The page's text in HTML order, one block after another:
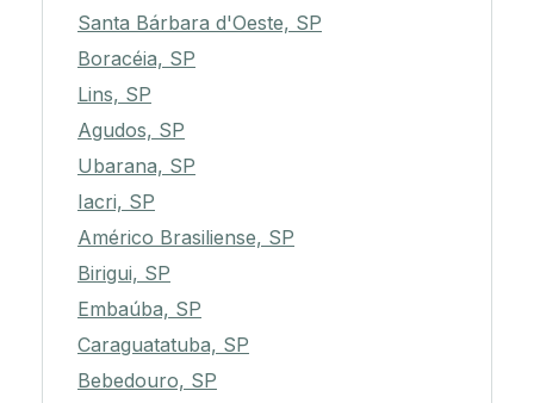
Santa Bárbara d'Oeste, SP
Boracéia, SP
Lins, SP
Agudos, SP
Ubarana, SP
Iacri, SP
Américo Brasiliense, SP
Birigui, SP
Embaúba, SP
Caraguatatuba, SP
Bebedouro, SP